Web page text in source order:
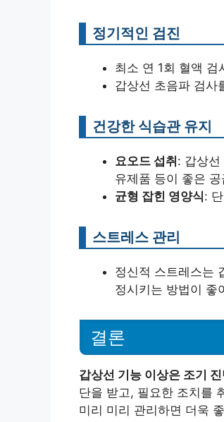
정기적인 검진
최소 연 1회 혈액
갑상선 초음파 검사
건강한 식습관 유지
요오드 섭취: 갑상
유제품 등이 좋은
균형 잡힌 영양식:
스트레스 관리
정신적 스트레스는
정시키는 방법이 좋
결론
갑상선 기능 이상은 조기
단을 받고, 필요한 조치를
미리 미리 관리하면 더욱